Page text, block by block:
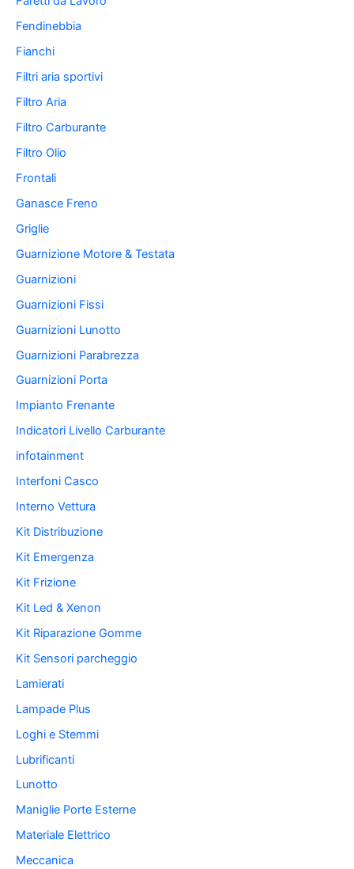
Fendinebbia
Fianchi
Filtri aria sportivi
Filtro Aria
Filtro Carburante
Filtro Olio
Frontali
Ganasce Freno
Griglie
Guarnizione Motore & Testata
Guarnizioni
Guarnizioni Fissi
Guarnizioni Lunotto
Guarnizioni Parabrezza
Guarnizioni Porta
Impianto Frenante
Indicatori Livello Carburante
infotainment
Interfoni Casco
Interno Vettura
Kit Distribuzione
Kit Emergenza
Kit Frizione
Kit Led & Xenon
Kit Riparazione Gomme
Kit Sensori parcheggio
Lamierati
Lampade Plus
Loghi e Stemmi
Lubrificanti
Lunotto
Maniglie Porte Esterne
Materiale Elettrico
Meccanica